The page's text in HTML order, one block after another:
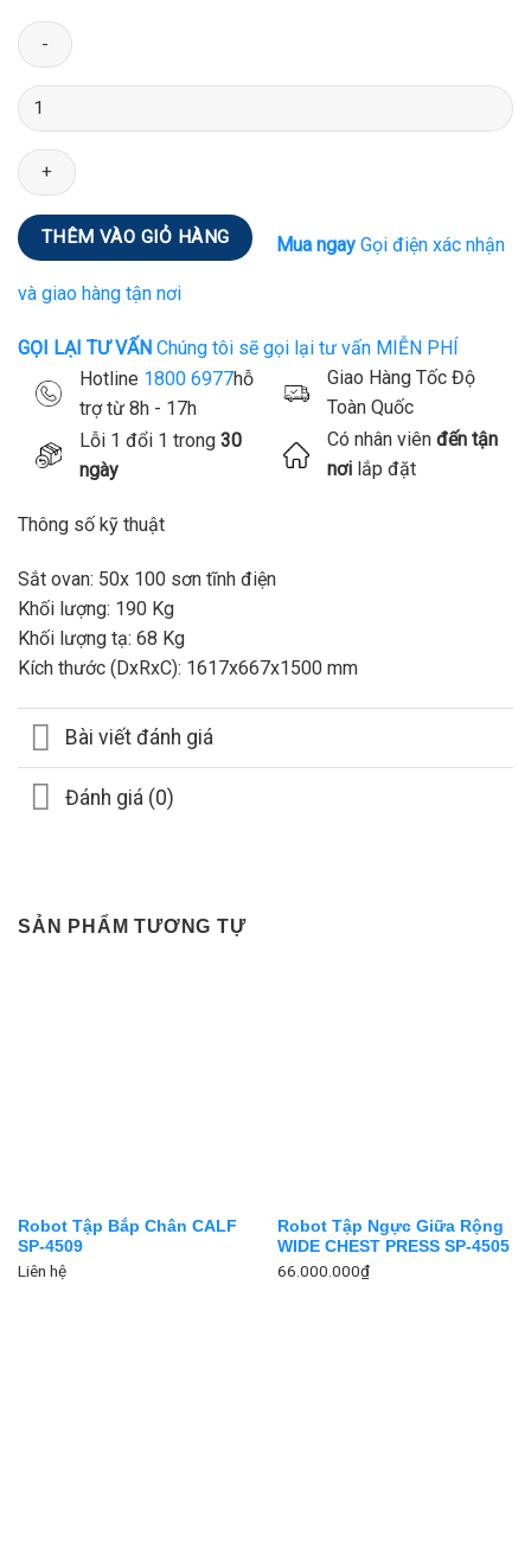
Số
lượng
THÊM VÀO GIỎ HÀNG Mua ngay Gọi điện xác nhận
và giao hàng tận nơi
GỌI LẠI TƯ VẤN Chúng tôi sẽ gọi lại tư vấn MIỄN PHÍ
Hotline 1800 6977hỗ
trợ từ 8h - 17h
Giao Hàng Tốc Độ
Toàn Quốc
Lỗi 1 đổi 1 trong30
ngày
Có nhân viênđến tận
nơi lắp đặt
Thông số kỹ thuật
Sắt ovan: 50x 100 sơn tĩnh điện
Khối lượng: 190 Kg
Khối lượng tạ: 68 Kg
Kích thước (DxRxC): 1617x667x1500 mm
Bài viết đánh giá
Đánh giá (0)
SẢN PHẨM TƯƠNG TỰ
Robot Tập Bắp Chân CALF
SP-4509
Liên hệ
Robot Tập Ngực Giữa Rộng
WIDE CHEST PRESS SP-4505
66.000.000₫